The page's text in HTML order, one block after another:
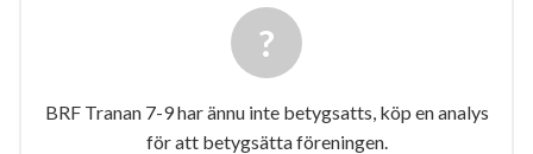
BRF Tranan 7-9 har ännu inte betygsatts, köp en analys
för att betygsätta föreningen.